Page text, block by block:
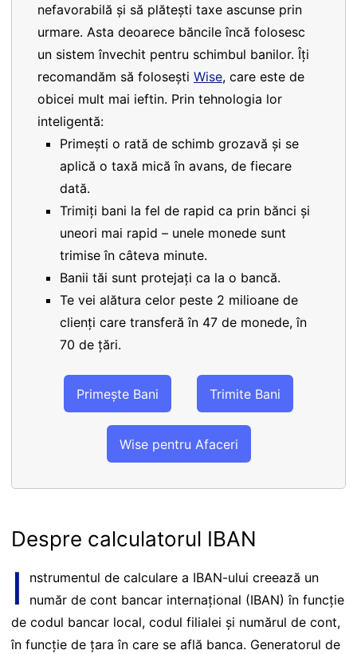
nefavorabilă și să plătești taxe ascunse prin
urmare. Asta deoarece băncile încă folosesc
un sistem învechit pentru schimbul banilor. Îți
recomandăm să folosești Wise, care este de
obicei mult mai ieftin. Prin tehnologia lor
inteligentă:
Primești o rată de schimb grozavă și se
aplică o taxă mică în avans, de fiecare
dată.
Trimiți bani la fel de rapid ca prin bănci și
uneori mai rapid – unele monede sunt
trimise în câteva minute.
Banii tăi sunt protejați ca la o bancă.
Te vei alătura celor peste 2 milioane de
clienți care transferă în 47 de monede, în
70 de țări.
Primește Bani Trimite Bani
Wise pentru Afaceri
Despre calculatorul IBAN
I
nstrumentul de calculare a IBAN-ului creează un
număr de cont bancar internațional (IBAN) în funcție
de codul bancar local, codul filialei și numărul de cont,
în funcție de țara în care se află banca. Generatorul de